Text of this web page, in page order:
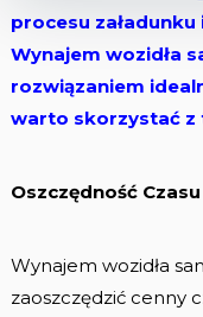
procesu
Wynajem wozidła
rozwiązaniem
warto skorzystać z
Oszczędność
Wynajem wozidła
zaoszczędzić cenny